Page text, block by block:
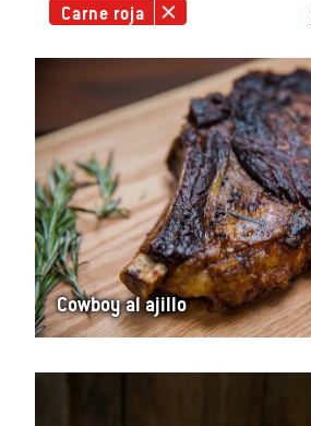
Carne roja
Cowboy al ajillo